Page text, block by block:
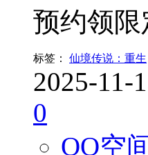
预约领
标签： 仙境传说：重生
2025-11-
0
QQ空